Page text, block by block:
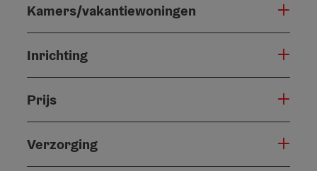
Kamers/vakantiewoningen
Inrichting
Prijs
Verzorging